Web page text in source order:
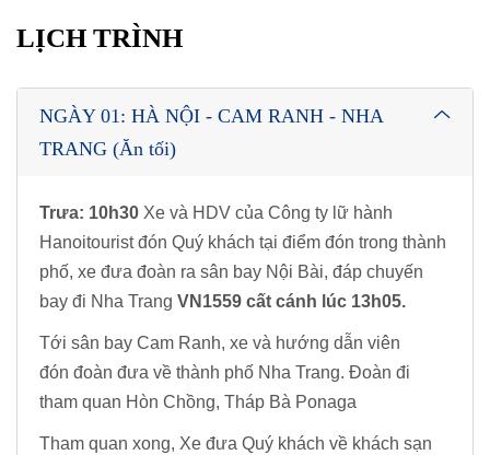
LỊCH TRÌNH
NGÀY 01: HÀ NỘI - CAM RANH - NHA
TRANG (Ăn tối)
Trưa: 10h30 Xe và HDV của Công ty lữ hành
Hanoitourist đón Quý khách tại điểm đón trong thành
phố, xe đưa đoàn ra sân bay Nội Bài, đáp chuyến
bay đi Nha Trang VN1559 cất cánh lúc 13h05.
Tới sân bay Cam Ranh, xe và hướng dẫn viên
đón đoàn đưa về thành phố Nha Trang. Đoàn đi
tham quan Hòn Chồng, Tháp Bà Ponaga
Tham quan xong, Xe đưa Quý khách về khách sạn